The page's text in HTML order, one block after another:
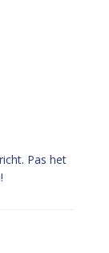
Pas het